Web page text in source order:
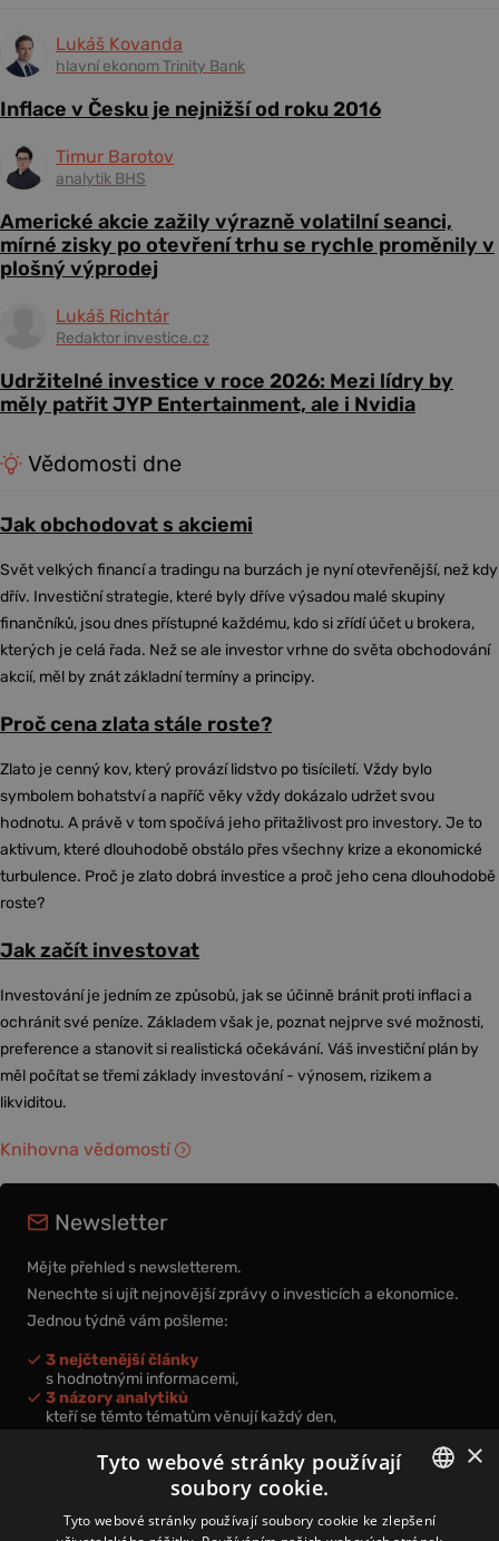
Lukáš Kovanda
hlavní ekonom Trinity Bank
Inflace v Česku je nejnižší od roku 2016
Timur Barotov
analytik BHS
Americké akcie zažily výrazně volatilní seanci,
mírné zisky po otevření trhu se rychle proměnily v
plošný výprodej
Lukáš Richtár
Redaktor investice.cz
Udržitelné investice v roce 2026: Mezi lídry by
měly patřit JYP Entertainment, ale i Nvidia
Vědomosti dne
Jak obchodovat s akciemi
Svět velkých financí a tradingu na burzách je nyní otevřenější, než kdy
dřív. Investiční strategie, které byly dříve výsadou malé skupiny
finančníků, jsou dnes přístupné každému, kdo si zřídí účet u brokera,
kterých je celá řada. Než se ale investor vrhne do světa obchodování
akcií, měl by znát základní termíny a principy.
Proč cena zlata stále roste?
Zlato je cenný kov, který provází lidstvo po tisíciletí. Vždy bylo
symbolem bohatství a napříč věky vždy dokázalo udržet svou
hodnotu. A právě v tom spočívá jeho přitažlivost pro investory. Je to
aktivum, které dlouhodobě obstálo přes všechny krize a ekonomické
turbulence. Proč je zlato dobrá investice a proč jeho cena dlouhodobě
roste?
Jak začít investovat
Investování je jedním ze způsobů, jak se účinně bránit proti inflaci a
ochránit své peníze. Základem však je, poznat nejprve své možnosti,
preference a stanovit si realistická očekávání. Váš investiční plán by
měl počítat se třemi základy investování - výnosem, rizikem a
likviditou.
Knihovna vědomostí
Newsletter
Mějte přehled s newsletterem.
Nenechte si ujít nejnovější zprávy o investicích a ekonomice.
Jednou týdně vám pošleme:
3 nejčtenější články
s hodnotnými informacemi,
3 názory analytiků
kteří se těmto tématům věnují každý den,
nová videa a podcasty
k prohloubení vašich znalostí.
CZECH
×
Tyto webové stránky používají
soubory cookie.
Tyto webové stránky používají soubory cookie ke zlepšení